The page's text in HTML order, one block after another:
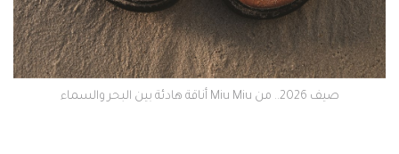
صيف 2026.. من Miu Miu أناقة هادئة بين البحر والسماء